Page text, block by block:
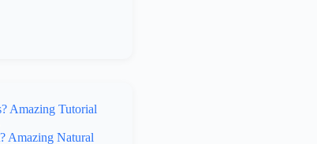
Amazing Tutorial
Amazing Natural